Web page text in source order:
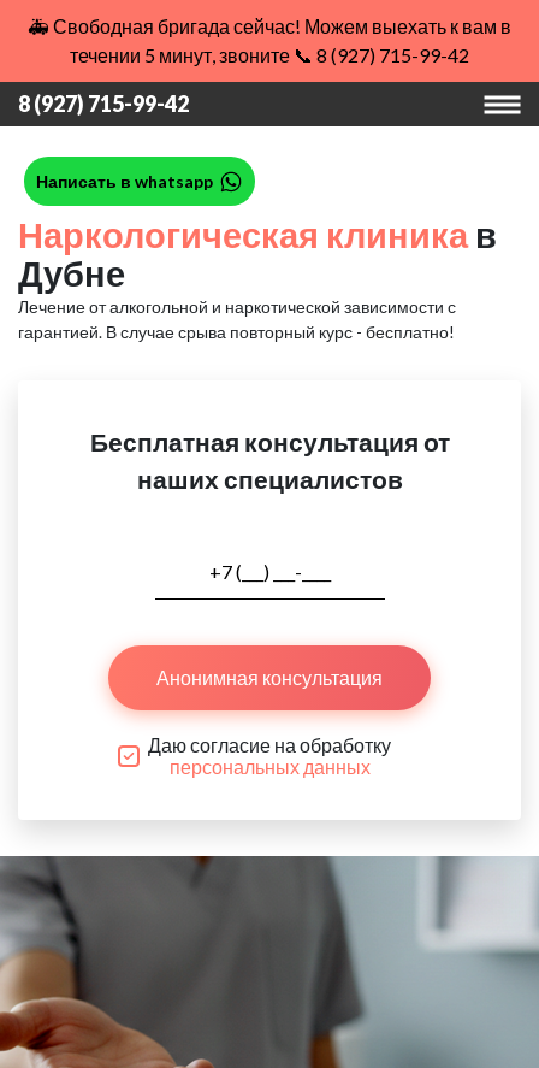
🚑 Свободная бригада сейчас! Можем выехать к вам в
течении 5 минут, звоните 📞 8 (927) 715-99-42
8 (927) 715-99-42
Написать в whatsapp
Наркологическая клиникав
Дубне
Лечение от алкогольной и наркотической зависимости с
гарантией. В случае срыва повторный курс - бесплатно!
Бесплатная консультация от
наших специалистов
Анонимная консультация
Даю согласие на обработку
персональных данных